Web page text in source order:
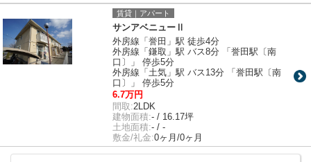
賃貸｜アパート
サンアベニューⅡ
外房線「誉田」駅 徒歩4分
外房線「鎌取」駅 バス8分 「誉田駅〔南
口〕」 停歩5分
外房線「土気」駅 バス13分 「誉田駅〔南
口〕」 停歩5分
6.7万円
間取:2LDK
建物面積:- / 16.17坪
土地面積:- / -
敷金/礼金:0ヶ月/0ヶ月